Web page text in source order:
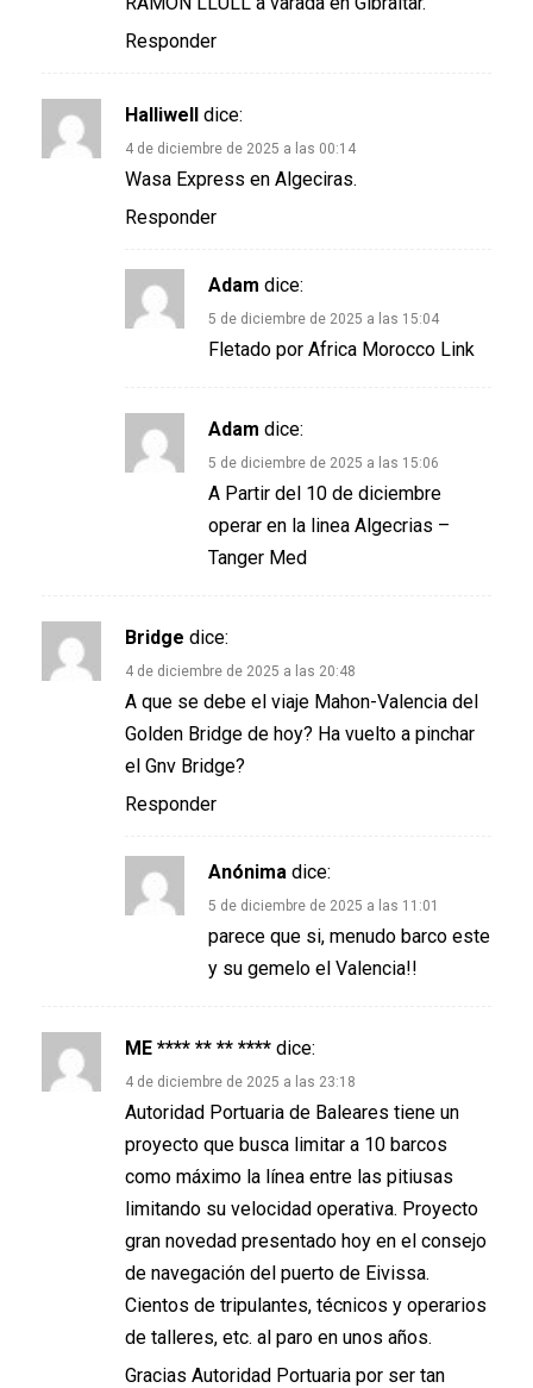
Responder
Halliwell dice:
4 de diciembre de 2025 a las 00:14
Wasa Express en Algeciras.
Responder
Adam dice:
5 de diciembre de 2025 a las 15:04
Fletado por Africa Morocco Link
Adam dice:
5 de diciembre de 2025 a las 15:06
A Partir del 10 de diciembre
operar en la linea Algecrias –
Tanger Med
Bridge dice:
4 de diciembre de 2025 a las 20:48
A que se debe el viaje Mahon-Valencia del
Golden Bridge de hoy? Ha vuelto a pinchar
el Gnv Bridge?
Responder
Anónima dice:
5 de diciembre de 2025 a las 11:01
parece que si, menudo barco este
y su gemelo el Valencia!!
ME **** ** ** **** dice:
4 de diciembre de 2025 a las 23:18
Autoridad Portuaria de Baleares tiene un
proyecto que busca limitar a 10 barcos
como máximo la línea entre las pitiusas
limitando su velocidad operativa. Proyecto
gran novedad presentado hoy en el consejo
de navegación del puerto de Eivissa.
Cientos de tripulantes, técnicos y operarios
de talleres, etc. al paro en unos años.
Gracias Autoridad Portuaria por ser tan